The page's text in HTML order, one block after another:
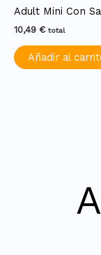
Adult Mini Con
10,49 € total
Añadir al